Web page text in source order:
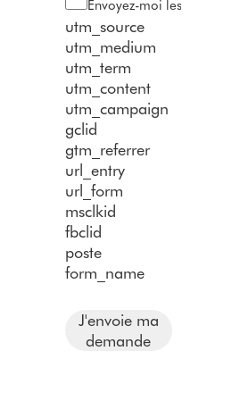
Envoyez-moi les
utm_source
utm_medium
utm_term
utm_content
utm_campaign
gclid
gtm_referrer
url_entry
url_form
msclkid
fbclid
poste
form_name
J'envoie ma
demande